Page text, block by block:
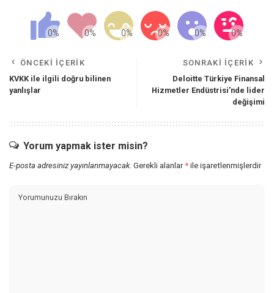
ÖNCEKI İÇERIK
KVKK ile ilgili doğru bilinen
yanlışlar
SONRAKI İÇERIK
Deloitte Türkiye Finansal
Hizmetler Endüstrisi’nde lider
değişimi
Yorum yapmak ister misin?
E-posta adresiniz yayınlanmayacak. Gerekli alanlar* ile işaretlenmişlerdir